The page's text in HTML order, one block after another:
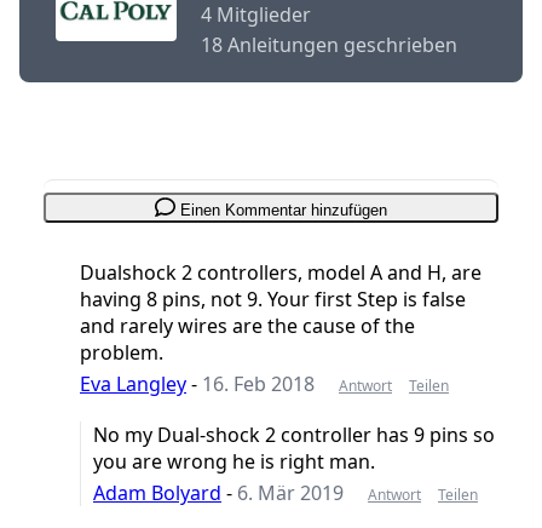
4 Mitglieder
18 Anleitungen geschrieben
Einen Kommentar hinzufügen
Dualshock 2 controllers, model A and H, are
having 8 pins, not 9. Your first Step is false
and rarely wires are the cause of the
problem.
Eva Langley- 16. Feb 2018 Antwort Teilen
No my Dual-shock 2 controller has 9 pins so
you are wrong he is right man.
Adam Bolyard - 6. Mär 2019 Antwort Teilen